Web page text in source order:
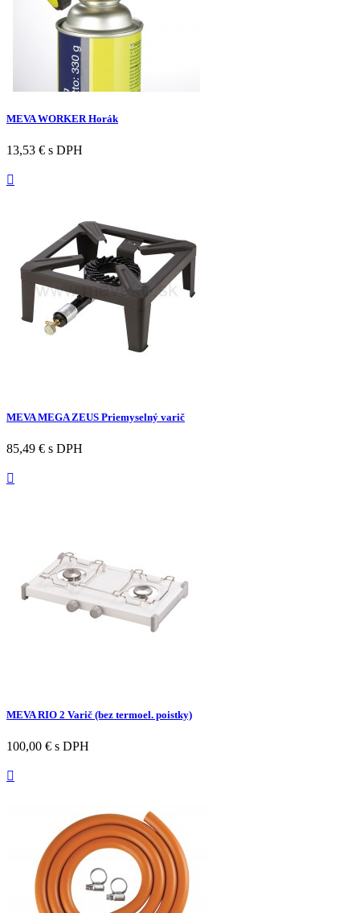
MEVA WORKER Horák
13,53 € s DPH

MEVA MEGA ZEUS Priemyselný varič
85,49 € s DPH

MEVA RIO 2 Varič (bez termoel. poistky)
100,00 € s DPH
